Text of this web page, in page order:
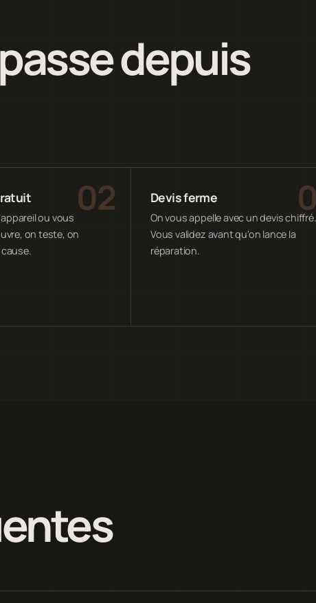
depuis
ou vous
on teste, on
Devis ferme
On vous appelle avec un devis chiffré.
Vous validez avant qu'on lance la
réparation.